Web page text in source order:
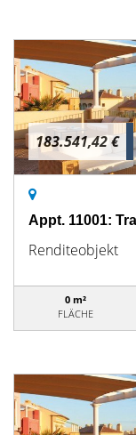
183.541,42 €
Appt. 11001:
Renditeobjekt
0 m²
FLÄCHE